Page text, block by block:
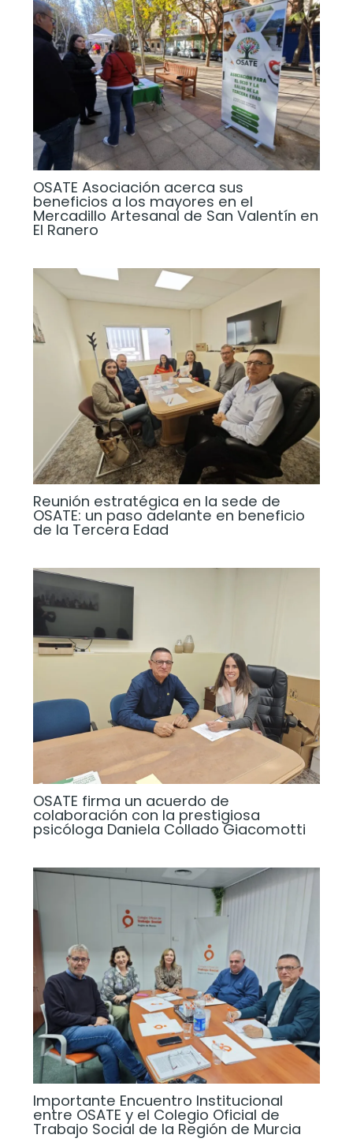
OSATE Asociación acerca sus
beneficios a los mayores en el
Mercadillo Artesanal de San Valentín en
El Ranero
Reunión estratégica en la sede de
OSATE: un paso adelante en beneficio
de la Tercera Edad
OSATE firma un acuerdo de
colaboración con la prestigiosa
psicóloga Daniela Collado Giacomotti
Importante Encuentro Institucional
entre OSATE y el Colegio Oficial de
Trabajo Social de la Región de Murcia